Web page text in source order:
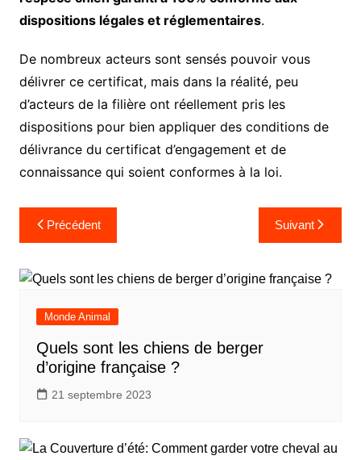
dispositions légales et réglementaires.
De nombreux acteurs sont sensés pouvoir vous
délivrer ce certificat, mais dans la réalité, peu
d’acteurs de la filière ont réellement pris les
dispositions pour bien appliquer des conditions de
délivrance du certificat d’engagement et de
connaissance qui soient conformes à la loi.
Navigation
de
l’article
Précédent Suivant
Monde Animal
Quels sont les chiens de berger
d’origine française ?
21 septembre 2023